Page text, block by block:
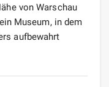
von Warschau
Museum, in dem
aufbewahrt